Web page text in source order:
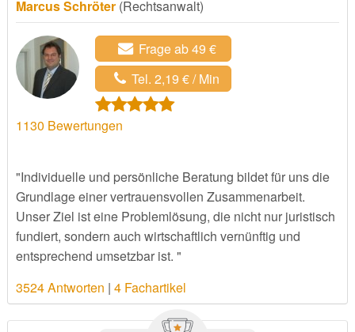
Marcus Schröter(Rechtsanwalt)
Frage ab 49 €
Tel. 2,19 € / Min
1130 Bewertungen
"Individuelle und persönliche Beratung bildet für uns die
Grundlage einer vertrauensvollen Zusammenarbeit.
Unser Ziel ist eine Problemlösung, die nicht nur juristisch
fundiert, sondern auch wirtschaftlich vernünftig und
entsprechend umsetzbar ist. "
3524 Antworten | 4 Fachartikel